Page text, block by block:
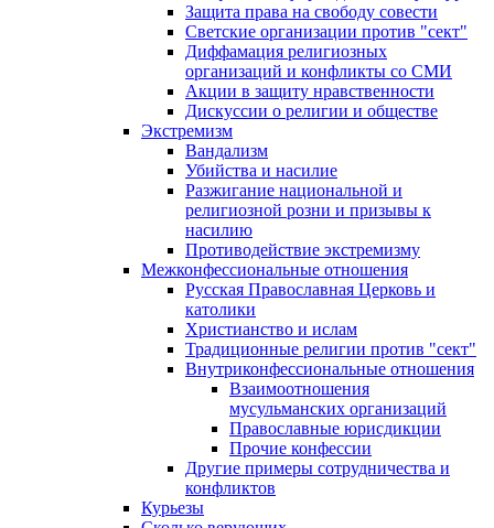
Защита права на свободу совести
Светские организации против "сект"
Диффамация религиозных
организаций и конфликты со СМИ
Акции в защиту нравственности
Дискуссии о религии и обществе
Экстремизм
Вандализм
Убийства и насилие
Разжигание национальной и
религиозной розни и призывы к
насилию
Противодействие экстремизму
Межконфессиональные отношения
Русская Православная Церковь и
католики
Христианство и ислам
Традиционные религии против "сект"
Внутриконфессиональные отношения
Взаимоотношения
мусульманских организаций
Православные юрисдикции
Прочие конфессии
Другие примеры сотрудничества и
конфликтов
Курьезы